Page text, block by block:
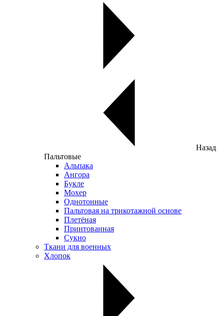
Назад
Пальтовые
Альпака
Ангора
Букле
Мохер
Однотонные
Пальтовая на трикотажной основе
Плетёная
Принтованная
Сукно
Ткани для военных
Хлопок